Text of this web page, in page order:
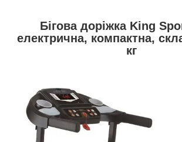
Бігова доріжка King
електрична, компактна,
кг